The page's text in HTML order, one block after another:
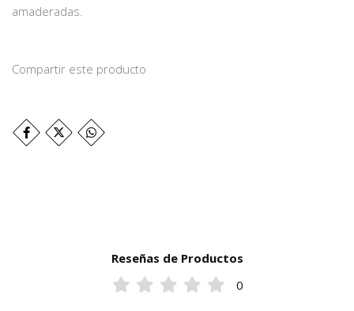
amaderadas.
Compartir este producto
Reseñas de Productos
0